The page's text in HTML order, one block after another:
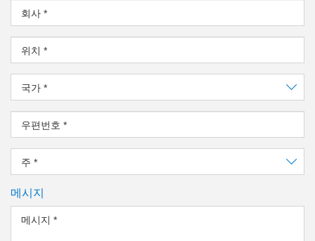
회사 *
위치 *
국가 *
우편번호 *
주 *
메시지
메시지 *